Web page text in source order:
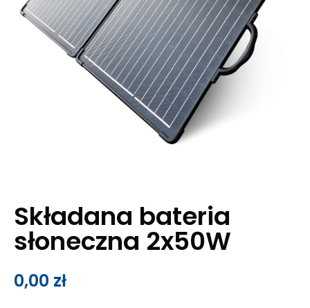
Składana bateria
słoneczna 2x50W
0,00 zł